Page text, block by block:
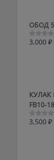
ОБОД
Оценка
3,000 ₽
КУЛАК
FB10-18
Оценка
3,500 ₽